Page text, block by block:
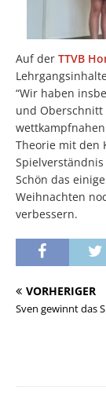
Auf der TTVB
“Wir haben
und Oberschnitt
Theorie mit den
Schön das
Weihnachten
verbessern.
VORHERIGER
Sven gewinnt das